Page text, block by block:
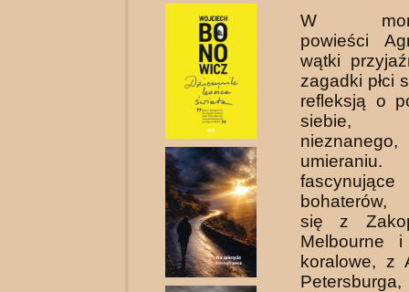
W
powieści
wątki
zagadki płci
refleksją o
siebie,
bohaterów,
się z
Melbourne
koralowe, z